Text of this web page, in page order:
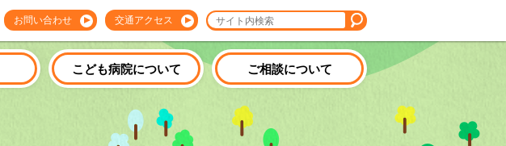
お問い合わせ 交通アクセス
こども病院について ご相談について